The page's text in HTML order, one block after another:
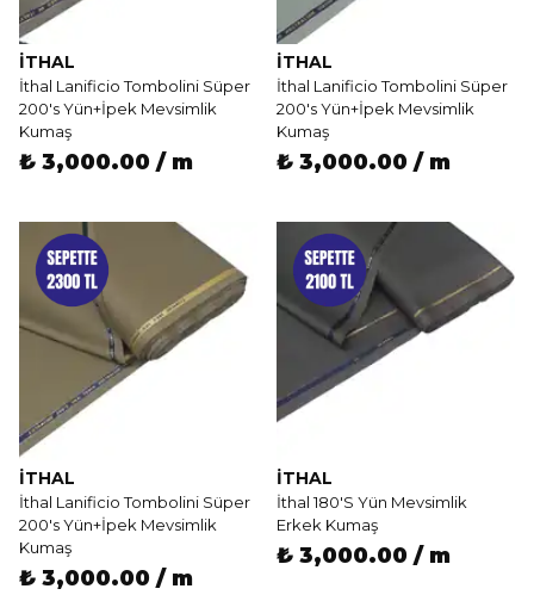
İTHAL
İthal Lanificio Tombolini Süper
200's Yün+İpek Mevsimlik
Kumaş
₺ 3,000.00 / m
İTHAL
İthal Lanificio Tombolini Süper
200's Yün+İpek Mevsimlik
Kumaş
₺ 3,000.00 / m
İTHAL
İthal Lanificio Tombolini Süper
200's Yün+İpek Mevsimlik
Kumaş
₺ 3,000.00 / m
İTHAL
İthal 180'S Yün Mevsimlik
Erkek Kumaş
₺ 3,000.00 / m